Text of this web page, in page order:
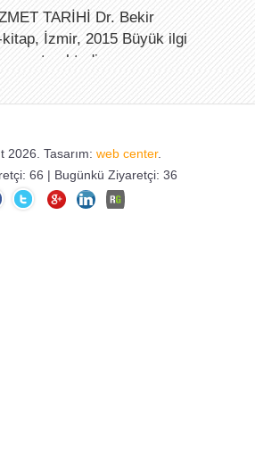
TARİHİ Dr. Bekir
İzmir, 2015 Büyük ilgi
etmektedir.
Sayın Recep Tayyip
kazandı. Zat-ı Devletlerini
Milletini tebrik ediyorum.
2026. Tasarım: web center.
66 | Bugünkü Ziyaretçi: 36